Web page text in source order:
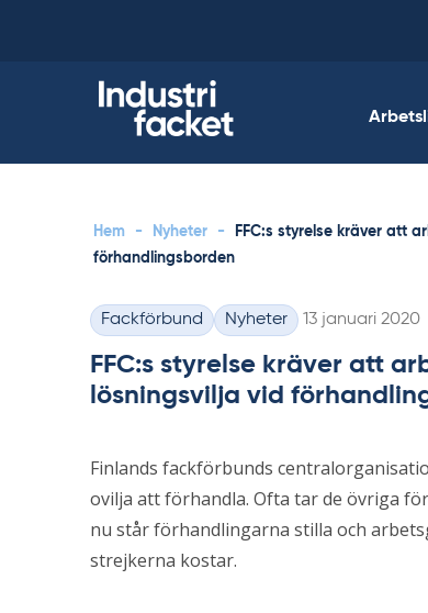
Hem - Nyheter -
FFC:s styrelse kräver att
förhandlingsborden
Kategorier
Fackförbund Nyheter Skriven
13 januari 2020
FFC:s styrelse kräver att
lösningsvilja vid
Finlands fackförbunds
ovilja att förhandla. Ofta tar de övriga
nu står förhandlingarna stilla och
strejkerna kostar.